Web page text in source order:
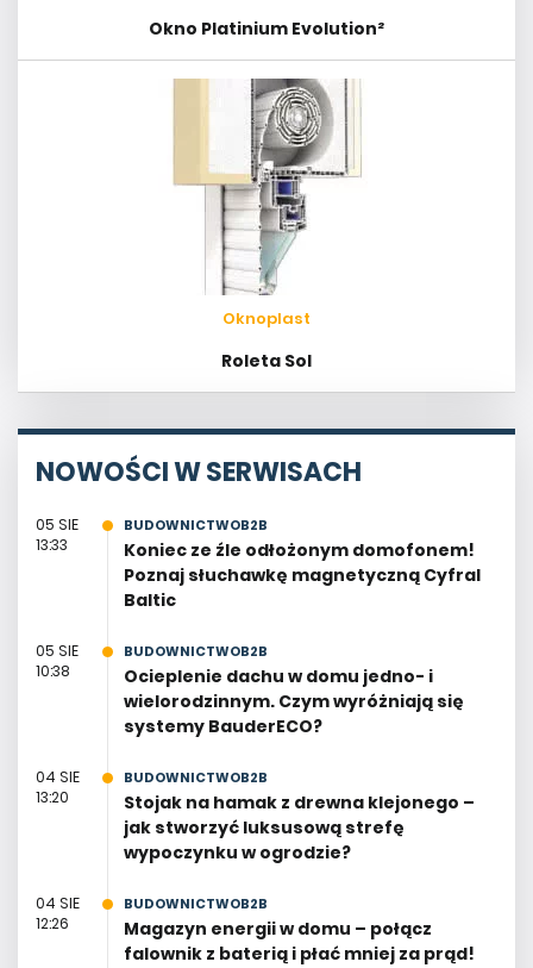
Okno Platinium Evolution²
Oknoplast
Roleta Sol
NOWOŚCI W SERWISACH
05 SIE
13:33
BUDOWNICTWOB2B
Koniec ze źle odłożonym domofonem!
Poznaj słuchawkę magnetyczną Cyfral
Baltic
05 SIE
10:38
BUDOWNICTWOB2B
Ocieplenie dachu w domu jedno- i
wielorodzinnym. Czym wyróżniają się
systemy BauderECO?
04 SIE
13:20
BUDOWNICTWOB2B
Stojak na hamak z drewna klejonego –
jak stworzyć luksusową strefę
wypoczynku w ogrodzie?
04 SIE
12:26
BUDOWNICTWOB2B
Magazyn energii w domu – połącz
falownik z baterią i płać mniej za prąd!